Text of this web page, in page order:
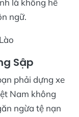
là không hề
ngữ.
Sập
phải dựng xe
Nam không
ngừa tệ nạn